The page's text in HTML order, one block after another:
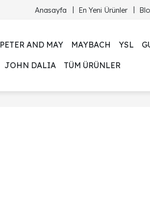
Anasayfa En Yeni Ürünler
PETER AND MAY MAYBACH YSL
JOHN DALIA TÜM ÜRÜNLER